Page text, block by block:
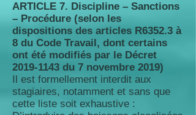
ARTICLE 7. Discipline – Sanctions
– Procédure (selon les
dispositions des articles R6352.3 à
8 du Code Travail, dont certains
ont été modifiés par le Décret
2019-1143 du 7 novembre 2019)
Il est formellement interdit aux
stagiaires, notamment et sans que
cette liste soit exhaustive :